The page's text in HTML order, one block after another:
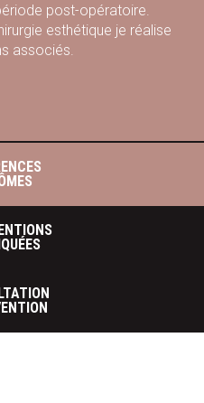
post-opératoire.
esthétique je réalise
associés.